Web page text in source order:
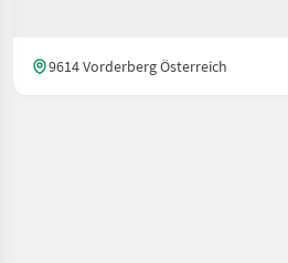
9614 Vorderberg Österreich